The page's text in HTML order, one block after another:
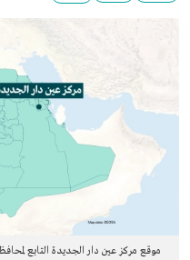
موقع مركز عين دار الجديدة التابع